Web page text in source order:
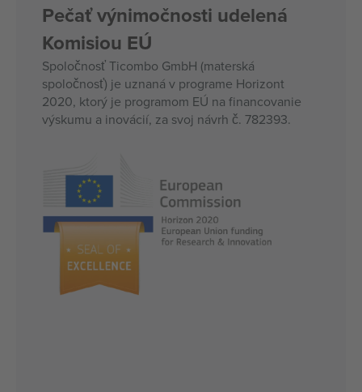
Pečať výnimočnosti udelená
Komisiou EÚ
Spoločnosť Ticombo GmbH (materská
spoločnosť) je uznaná v programe Horizont
2020, ktorý je programom EÚ na financovanie
výskumu a inovácií, za svoj návrh č. 782393.